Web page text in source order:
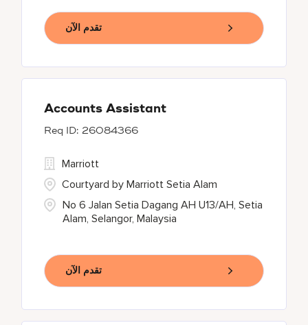
تقدم الآن
Accounts Assistant
26084366
No 6 Jalan Setia Dagang AH U13/AH, Setia
Alam, Selangor, Malaysia
Marriott
Courtyard by Marriott Setia Alam
تقدم الآن